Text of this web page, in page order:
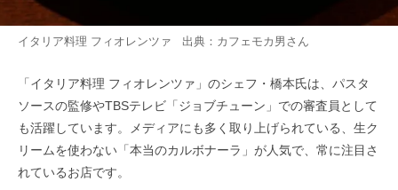
イタリア料理 フィオレンツァ 出典： カフェモカ男 さん
「イタリア料理 フィオレンツァ」のシェフ・橋本氏は、パスタ
ソースの監修やTBSテレビ「ジョブチューン」での審査員として
も活躍しています。メディアにも多く取り上げられている、生ク
リームを使わない「本当のカルボナーラ」が人気で、常に注目さ
れているお店です。